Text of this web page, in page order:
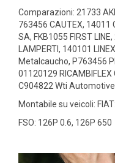
Comparazioni: 21733
763456 CAUTEX, 14011
SA, FKB1055 FIRST
LAMPERTI, 140101
Metalcaucho, P763456
01120129
C904822 Wti
Montabile su veicoli:
FSO: 126P 0.6, 126P 650